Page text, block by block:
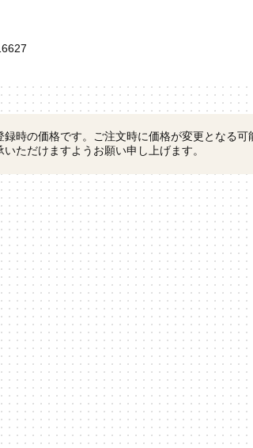
時の価格です。ご注文時に価格が変更となる
ただけますようお願い申し上げます。